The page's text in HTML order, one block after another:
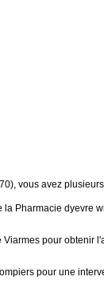
vous avez
la Pharmacie dyevre
pour obtenir
pour une